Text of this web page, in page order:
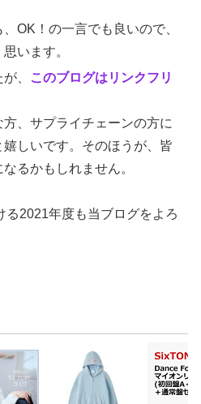
OK！の一言でも良いので、
います。
、
このブログはリンクフリ
、サプライチェーンの方に
しいです。そのほうが、皆
るかもしれません。
る2021年度も当ブログをよろ